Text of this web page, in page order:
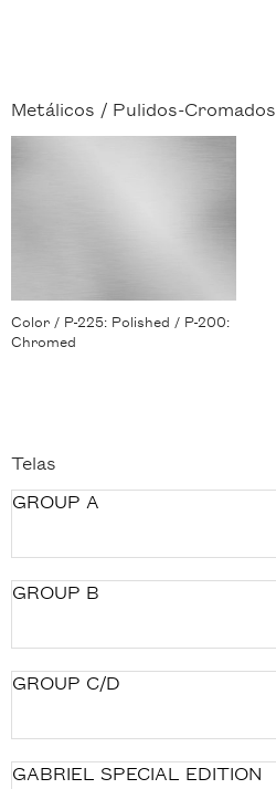
Metálicos / Pulidos-Cromados
Color / P-225: Polished / P-200:
Chromed
Telas
GROUP A
GROUP B
GROUP C/D
GABRIEL SPECIAL EDITION